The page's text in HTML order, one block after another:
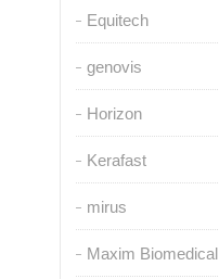
Equitech
genovis
Horizon
Kerafast
mirus
Maxim Biomedical